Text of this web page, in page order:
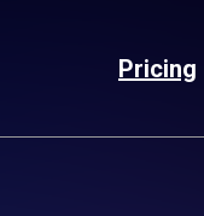
Pricing